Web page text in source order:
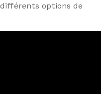
options de